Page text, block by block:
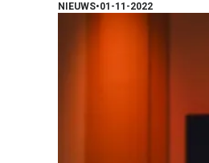
NIEUWS•01-11-2022